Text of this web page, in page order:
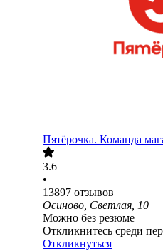
Пятёрочка. Команда
3.6
•
13897 отзывов
Осиново, Светлая, 10
Можно без резюме
Откликнитесь среди
Откликнуться